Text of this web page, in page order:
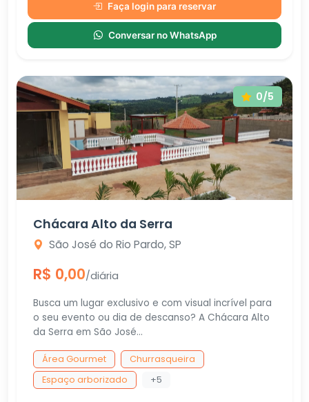
Faça login para reservar
Conversar no WhatsApp
0/5
Chácara Alto da Serra
São José do Rio Pardo, SP
R$ 0,00/diária
Busca um lugar exclusivo e com visual incrível para
o seu evento ou dia de descanso? A Chácara Alto
da Serra em São José...
Área Gourmet
Churrasqueira
Espaço arborizado
+5